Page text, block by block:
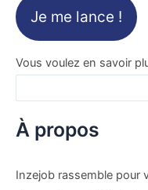
Je me lance !
Vous voulez en savoir
À propos
Inzejob rassemble pour